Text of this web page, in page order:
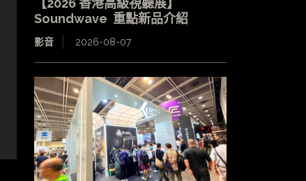
【2026 香港高級視聽展】
Soundwave 重點新品介紹
影音 2026-08-07